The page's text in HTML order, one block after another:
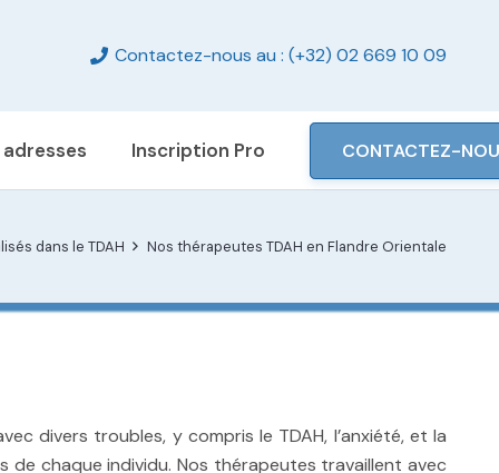
Contactez-nous au : (+32) 02 669 10 09
adresses Inscription Pro CONTACTEZ-
dans le TDAH Nos thérapeutes TDAH en Flandre Orientale
divers troubles, y compris le TDAH, l’anxiété, et la
chaque individu. Nos thérapeutes travaillent avec